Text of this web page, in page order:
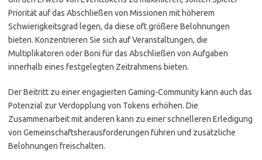
Priorität auf das Abschließen von Missionen mit höherem
Schwierigkeitsgrad legen, da diese oft größere Belohnungen
bieten. Konzentrieren Sie sich auf Veranstaltungen, die
Multiplikatoren oder Boni für das Abschließen von Aufgaben
innerhalb eines festgelegten Zeitrahmens bieten.
Der Beitritt zu einer engagierten Gaming-Community kann auch das
Potenzial zur Verdopplung von Tokens erhöhen. Die
Zusammenarbeit mit anderen kann zu einer schnelleren Erledigung
von Gemeinschaftsherausforderungen führen und zusätzliche
Belohnungen freischalten.